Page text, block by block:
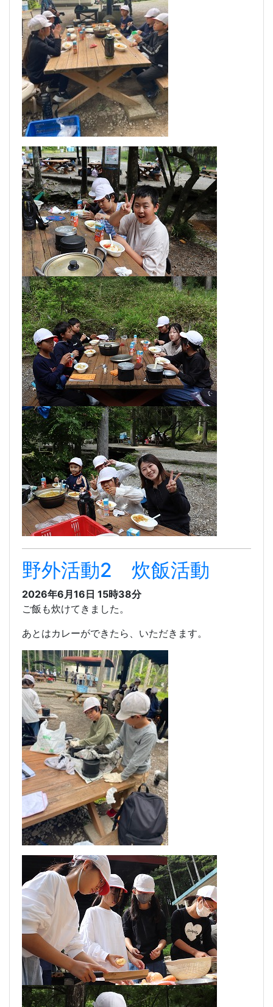
野外活動2 炊飯活動
2026年6月16日 15時38分
ご飯も炊けてきました。
あとはカレーができたら、いただきます。